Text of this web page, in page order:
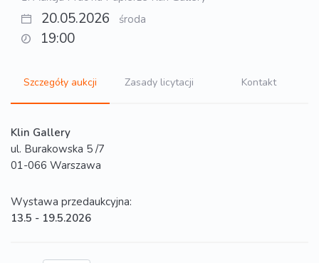
20.05.2026 środa
19:00
Szczegóły aukcji Zasady licytacji Kontakt
Klin Gallery
ul. Burakowska 5 /7
01-066 Warszawa
Wystawa przedaukcyjna:
13.5 - 19.5.2026